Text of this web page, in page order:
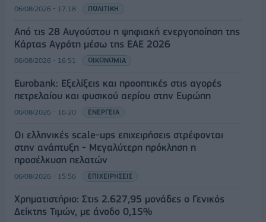
06/08/2026 - 17:18 ΠΟΛΙΤΙΚΗ
Από τις 28 Αυγούστου η ψηφιακή ενεργοποίηση της
Κάρτας Αγρότη μέσω της ΕΑΕ 2026
06/08/2026 - 16:51 ΟΙΚΟΝΟΜΙΑ
Eurobank: Εξελίξεις και προοπτικές στις αγορές
πετρελαίου και φυσικού αερίου στην Ευρώπη
06/08/2026 - 16:20 ΕΝΕΡΓΕΙΑ
Οι ελληνικές scale-ups επιχειρήσεις στρέφονται
στην ανάπτυξη - Μεγαλύτερη πρόκληση η
προσέλκυση πελατών
06/08/2026 - 15:56 ΕΠΙΧΕΙΡΗΣΕΙΣ
Χρηματιστήριο: Στις 2.627,95 μονάδες ο Γενικός
Δείκτης Τιμών, με άνοδο 0,15%